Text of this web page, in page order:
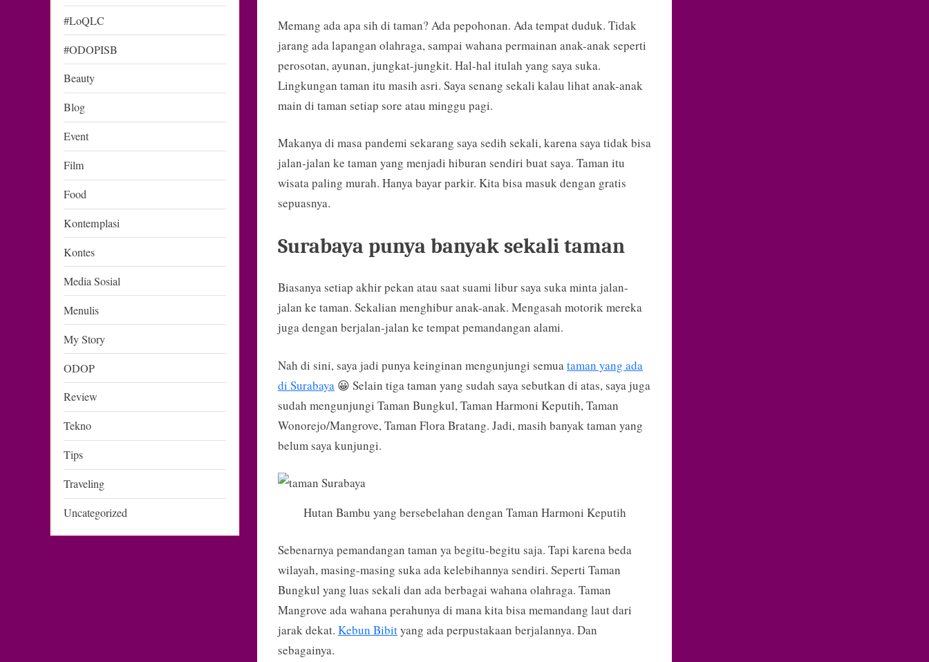
Memang ada apa sih di taman? Ada pepohonan. Ada tempat duduk. Tidak
jarang ada lapangan olahraga, sampai wahana permainan anak-anak seperti
perosotan, ayunan, jungkat-jungkit. Hal-hal itulah yang saya suka.
Lingkungan taman itu masih asri. Saya senang sekali kalau lihat anak-anak
main di taman setiap sore atau minggu pagi.
Makanya di masa pandemi sekarang saya sedih sekali, karena saya tidak bisa
jalan-jalan ke taman yang menjadi hiburan sendiri buat saya. Taman itu
wisata paling murah. Hanya bayar parkir. Kita bisa masuk dengan gratis
sepuasnya.
Surabaya punya banyak sekali taman
Biasanya setiap akhir pekan atau saat suami libur saya suka minta jalan-
jalan ke taman. Sekalian menghibur anak-anak. Mengasah motorik mereka
juga dengan berjalan-jalan ke tempat pemandangan alami.
Nah di sini, saya jadi punya keinginan mengunjungi semua taman yang ada
di Surabaya 😀 Selain tiga taman yang sudah saya sebutkan di atas, saya juga
sudah mengunjungi Taman Bungkul, Taman Harmoni Keputih, Taman
Wonorejo/Mangrove, Taman Flora Bratang. Jadi, masih banyak taman yang
belum saya kunjungi.
Hutan Bambu yang bersebelahan dengan Taman Harmoni Keputih
Sebenarnya pemandangan taman ya begitu-begitu saja. Tapi karena beda
wilayah, masing-masing suka ada kelebihannya sendiri. Seperti Taman
Bungkul yang luas sekali dan ada berbagai wahana olahraga. Taman
Mangrove ada wahana perahunya di mana kita bisa memandang laut dari
jarak dekat. Kebun Bibityang ada perpustakaan berjalannya. Dan
sebagainya.
#LoQLC
#ODOPISB
Beauty
Blog
Event
Film
Food
Kontemplasi
Kontes
Media Sosial
Menulis
My Story
ODOP
Review
Tekno
Tips
Traveling
Uncategorized